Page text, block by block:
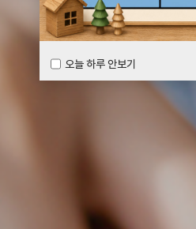
오늘 하루 안보기